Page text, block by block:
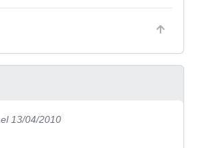
el 13/04/2010